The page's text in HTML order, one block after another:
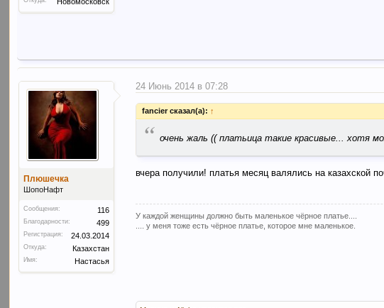
Плюшечка
ШопоНафт
Сообщения: 116
Благодарности: 499
Регистрация: 24.03.2014
Откуда: Казахстан
Имя: Настасья
24 Июнь 2014 в 07:28
fancier сказал(а): ↑
“ очень жаль (( платьица такие красивые... хотя
вчера получили! платья месяц валялись на казахской
У каждой женщины должно быть маленькое чёрное платье....
.... у меня тоже есть чёрное платье, которое мне маленькое.